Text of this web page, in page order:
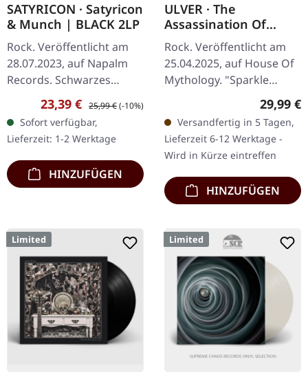
SATYRICON · Satyricon
& Munch | BLACK 2LP
Rock. Veröffentlicht am
28.07.2023, auf Napalm
Records. Schwarzes
Doppel-Vinyl im Gatefold-
Cover. Diese
außergewöhnliche
Kollaboration zwischen
den…
Verkaufspreis:
23,39 € Regulärer Preis:
25,99 €(-10%)
Sofort verfügbar,
Lieferzeit: 1-2 Werktage
HINZUFÜGEN
ULVER · The
Assassination Of
Julius Caesar |
SPARKLE UNIVERSE LP
Rock. Veröffentlicht am
25.04.2025, auf House Of
Mythology. "Sparkle
Universe" Vinyl mit 4-
seitigem Insert und
gefütterter Innentasche.
"The…
29,99 €
Versandfertig in 5 Tagen,
Lieferzeit 6-12 Werktage -
Wird in Kürze eintreffen
HINZUFÜGEN
Limited Limited